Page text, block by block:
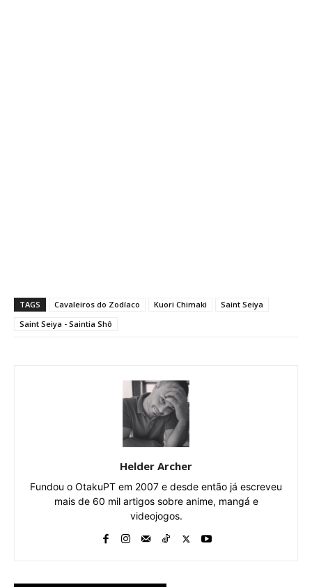
TAGS Cavaleiros do Zodíaco Kuori Chimaki
Saint Seiya
Saint Seiya - Saintia Shô
Helder Archer
Fundou o OtakuPT em 2007 e desde então já escreveu
mais de 60 mil artigos sobre anime, mangá e
videojogos.